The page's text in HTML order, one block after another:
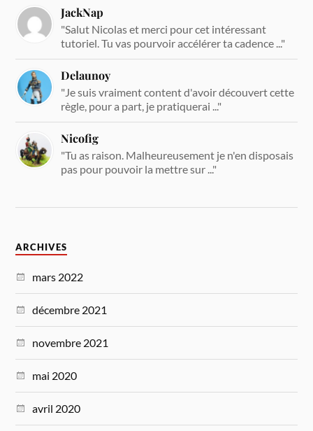
JackNap
"Salut Nicolas et merci pour cet intéressant
tutoriel. Tu vas pourvoir accélérer ta cadence ..."
Delaunoy
"Je suis vraiment content d'avoir découvert cette
règle, pour a part, je pratiquerai ..."
Nicofig
"Tu as raison. Malheureusement je n'en disposais
pas pour pouvoir la mettre sur ..."
ARCHIVES
mars 2022
décembre 2021
novembre 2021
mai 2020
avril 2020